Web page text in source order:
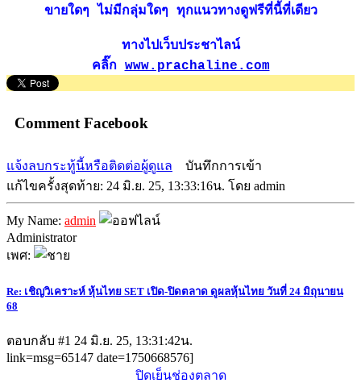
ขายใดๆ ไม่มีกลุ่มใดๆ ทุกแนวทางดูฟรีที่นี้ที่เดียว
ทางไปเว็บประชาไลน์
คลิ๊ก www.prachaline.com
Comment Facebook
แจ้งลบกระทู้นี้หรือติดต่อผู้ดูแล
บันทึกการเข้า
แก้ไขครั้งสุดท้าย: 24 มิ.ย. 25, 13:33:16น. โดย admin
My Name: admin
Administrator
เพศ:
Re: เชิญวิเคราะห์ หุ้นไทย SET เปิด-ปิดตลาด ดูผลหุ้นไทย วันที่ 24 มิถุนายน
68
ตอบกลับ #1 24 มิ.ย. 25, 13:31:42น.
link=msg=65147 date=1750668576]
ปิดเย็นช่องตลาด